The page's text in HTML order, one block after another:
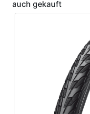
auch gekauft